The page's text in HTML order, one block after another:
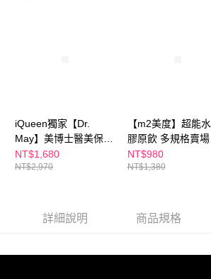
iQueen獨家【Dr.
May】美博士醫美保健
組-B5HA玻尿酸保濕霜
(30ml) 水磁力精華霜+
代言 女人我最大節目
NT$1,680
NT$2,970
【m2美度】超能
膠原飲 多規格賣場
孫藝珍推薦 女人我
大節目 小布老師推
NT$980
NT$1,380
詳細說明 商品規格